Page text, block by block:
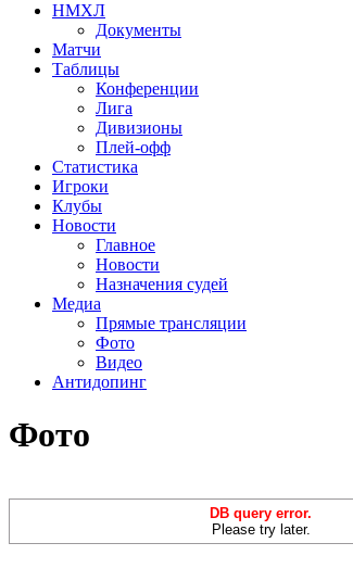
НМХЛ
Документы
Матчи
Таблицы
Конференции
Лига
Дивизионы
Плей-офф
Статистика
Игроки
Клубы
Новости
Главное
Новости
Назначения судей
Медиа
Прямые трансляции
Фото
Видео
Антидопинг
Фото
DB query error.
Please try later.